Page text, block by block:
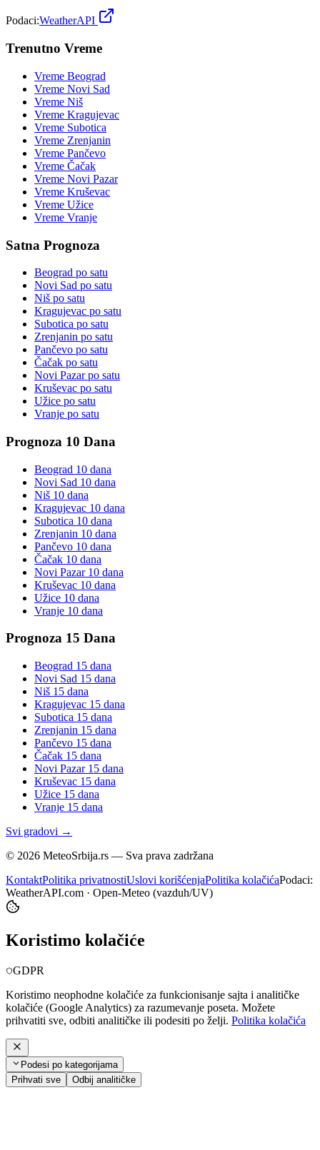
Podaci:WeatherAPI
Trenutno Vreme
Vreme Beograd
Vreme Novi Sad
Vreme Niš
Vreme Kragujevac
Vreme Subotica
Vreme Zrenjanin
Vreme Pančevo
Vreme Čačak
Vreme Novi Pazar
Vreme Kruševac
Vreme Užice
Vreme Vranje
Satna Prognoza
Beograd po satu
Novi Sad po satu
Niš po satu
Kragujevac po satu
Subotica po satu
Zrenjanin po satu
Pančevo po satu
Čačak po satu
Novi Pazarpo satu
Kruševac po satu
Užice po satu
Vranje po satu
Prognoza 10 Dana
Beograd 10 dana
Novi Sad 10 dana
Niš 10 dana
Kragujevac 10 dana
Subotica 10 dana
Zrenjanin 10 dana
Pančevo 10 dana
Čačak 10 dana
Novi Pazar10 dana
Kruševac 10 dana
Užice 10 dana
Vranje 10 dana
Prognoza 15 Dana
Beograd 15 dana
Novi Sad 15 dana
Niš 15 dana
Kragujevac 15 dana
Subotica 15 dana
Zrenjanin 15 dana
Pančevo 15 dana
Čačak 15 dana
Novi Pazar15 dana
Kruševac 15 dana
Užice 15 dana
Vranje 15 dana
Svi gradovi →
© 2026 MeteoSrbija.rs — Sva prava zadržana
KontaktPolitika privatnostiUslovi korišćenjaPolitika kolačićaPodaci:
WeatherAPI.com · Open-Meteo (vazduh/UV)
Koristimo kolačiće
GDPR
Koristimo neophodne kolačiće za funkcionisanje sajta i analitičke
kolačiće (Google Analytics) za razumevanje poseta. Možete
prihvatiti sve, odbiti analitičke ili podesiti po želji. Politika kolačića
Podesi po kategorijama
Prihvati sve
Odbij analitičke